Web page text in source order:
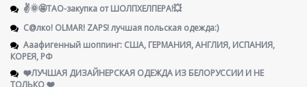
✌️🌞🤩ТАО-закупка от ШОЛПХЕЛПЕРА!💥
С@лко! OLMAR! ZAPS! лучшая польская одежда:)
Ааафигенный шоппинг: США, ГЕРМАНИЯ, АНГЛИЯ, ИСПАНИЯ,
КОРЕЯ, РФ
❤️ЛУЧШАЯ ДИЗАЙНЕРСКАЯ ОДЕЖДА ИЗ БЕЛОРУССИИ И НЕ
ТОЛЬКО ❤️